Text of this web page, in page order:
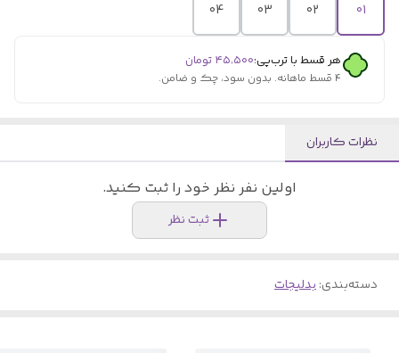
01
02
03
04
هر قسط با ترب‌پی:۴۵٬۵۰۰ تومان
۴ قسط ماهانه. بدون سود، چک و ضامن.
نظرات کاربران
اولین نفر نظر خود را ثبت کنید.
ثبت نظر
دسته‌بندی:بدلیجات